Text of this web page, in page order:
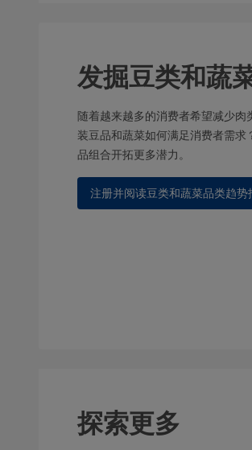
发掘豆类和蔬
随着越来越多的消费者希望减少
装豆品和蔬菜如何满足消费者需
品组合开拓更多潜力。
注册并阅读豆类和蔬菜品类趋势
探索更多